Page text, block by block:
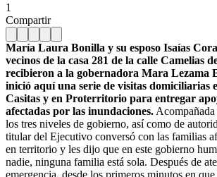
1
Compartir
María Laura Bonilla y su esposo Isaías
vecinos de la casa 281 de la calle Camelias
recibieron a la gobernadora Mara Lezama
inició aquí una serie de visitas domiciliarias
Casitas y en Proterritorio para entregar
afectadas por las inundaciones.
los tres niveles de gobierno, así como de
titular del Ejecutivo conversó con las familias
en territorio y les dijo que en este gobierno
nadie, ninguna familia está sola. Después de
emergencia, desde los primeros minutos en